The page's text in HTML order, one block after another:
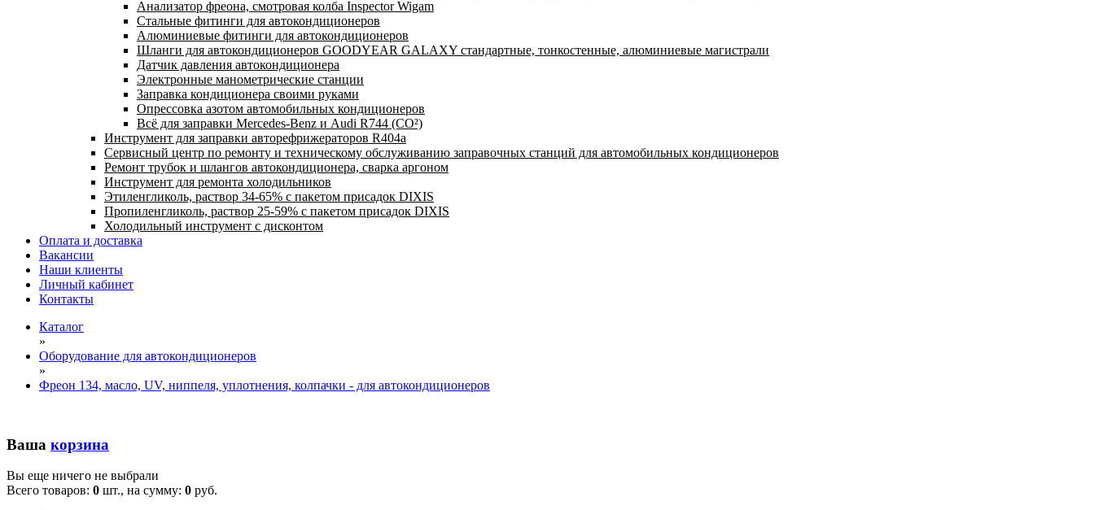
Анализатор фреона, смотровая колба Inspector Wigam
Стальные фитинги для автокондиционеров
Алюминиевые фитинги для автокондиционеров
Шланги для автокондиционеров GOODYEAR GALAXY стандартные, тонкостенные, алюминиевые магистрали
Датчик давления автокондиционера
Электронные манометрические станции
Заправка кондиционера своими руками
Опрессовка азотом автомобильных кондиционеров
Всё для заправки Mercedes-Benz и Audi R744 (CO²)
Инструмент для заправки авторефрижераторов R404a
Сервисный центр по ремонту и техническому обслуживанию заправочных станций для автомобильных кондиционеров
Ремонт трубок и шлангов автокондиционера, сварка аргоном
Инструмент для ремонта холодильников
Этиленгликоль, раствор 34-65% с пакетом присадок DIXIS
Пропиленгликоль, раствор 25-59% с пакетом присадок DIXIS
Холодильный инструмент с дисконтом
Оплата и доставка
Вакансии
Наши клиенты
Личный кабинет
Контакты
Каталог
»
Оборудование для автокондиционеров
»
Фреон 134, масло, UV, ниппеля, уплотнения, колпачки - для автокондиционеров
Ваша корзина
Вы еще ничего не выбрали
Всего товаров: 0 шт., на сумму: 0 руб.